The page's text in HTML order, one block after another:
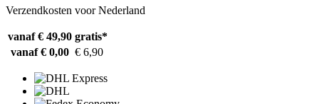
Verzendkosten voor Nederland
vanaf € 49,90 gratis*
vanaf € 0,00 € 6,90